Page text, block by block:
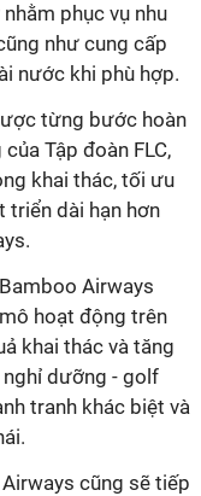
phục vụ nhu
như cung cấp
nước khi phù hợp.
từng bước hoàn
Tập đoàn FLC,
khai thác, tối ưu
triển dài hạn hơn
Airways
hoạt động trên
khai thác và tăng
dưỡng - golf
tranh khác biệt và
cũng sẽ tiếp